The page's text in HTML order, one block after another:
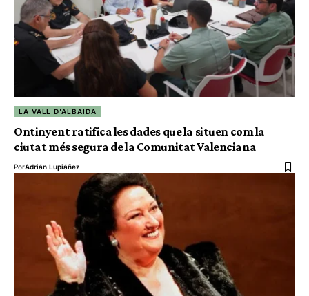
LA VALL D'ALBAIDA
Ontinyent ratifica les dades que la situen com la
ciutat més segura de la Comunitat Valenciana
PorAdrián Lupiáñez